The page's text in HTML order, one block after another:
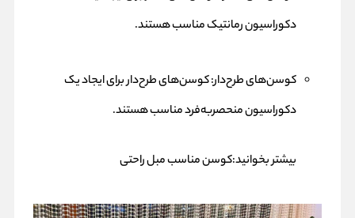
دکوراسیون رمانتیک مناسب هستند.
کوسن‌های طرح‌دار: کوسن‌های طرح‌دار برای ایجاد یک
دکوراسیون منحصربه‌فرد مناسب هستند.
بیشتر بخوانید:کوسن مناسب مبل راحتی